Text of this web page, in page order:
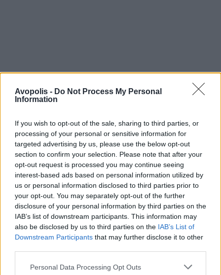
Avopolis - Do Not Process My Personal
Information
If you wish to opt-out of the sale, sharing to third parties, or
processing of your personal or sensitive information for
targeted advertising by us, please use the below opt-out
section to confirm your selection. Please note that after your
opt-out request is processed you may continue seeing
interest-based ads based on personal information utilized by
us or personal information disclosed to third parties prior to
your opt-out. You may separately opt-out of the further
disclosure of your personal information by third parties on the
IAB’s list of downstream participants. This information may
also be disclosed by us to third parties on the IAB’s List of
Downstream Participants that may further disclose it to other
Personal Data Processing Opt Outs